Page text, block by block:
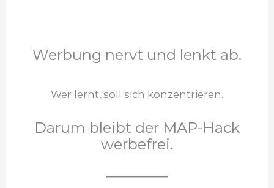
Werbung nervt und lenkt ab.
Wer lernt, soll sich konzentrieren.
Darum bleibt der MAP-Hack
werbefrei.